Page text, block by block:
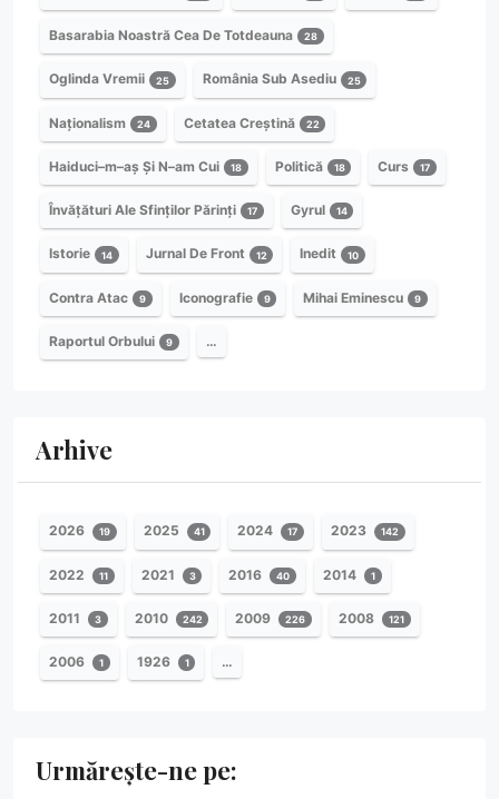
Basarabia Noastră Cea De Totdeauna 28
Oglinda Vremii 25 România Sub Asediu 25
Naționalism 24 Cetatea Creștină 22
Haiduci–m–aș Și N–am Cui 18 Politică 18 Curs 17
Învățături Ale Sfinților Părinți 17 Gyrul 14
Istorie 14 Jurnal De Front 12 Inedit 10
Contra Atac 9 Iconografie 9 Mihai Eminescu 9
Raportul Orbului 9 …
Arhive
2026 19 2025 41 2024 17 2023 142
2022 11 2021 3 2016 40 2014 1
2011 3 2010 242 2009 226 2008 121
2006 1 1926 1 …
Urmărește-ne pe: